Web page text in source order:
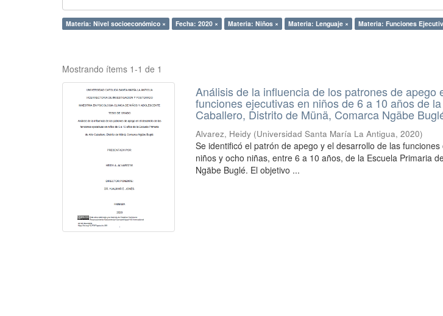
Materia: Nivel socioeconómico × Fecha: 2020 × Materia: Niños × Materia: Lenguaje × Materia: Funciones
Mostrando ítems 1-1 de 1
Análisis de la influencia de los patrones de apego
funciones ejecutivas en niños de 6 a 10 años de
Caballero, Distrito de Münä, Comarca Ngäbe
Alvarez, Heidy (Universidad Santa María La Antigua,2020)
Se identificó el patrón de apego y el desarrollo de las
niños y ocho niñas, entre 6 a 10 años, de la Escuela Primaria
Ngäbe Buglé. El objetivo ...